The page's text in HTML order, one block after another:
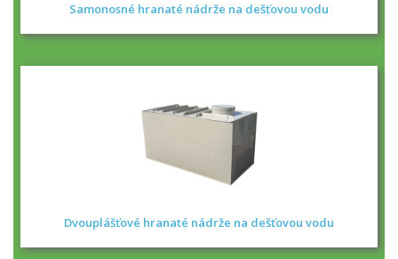
Samonosné hranaté nádrže na dešťovou vodu
Dvouplášťové hranaté nádrže na dešťovou vodu